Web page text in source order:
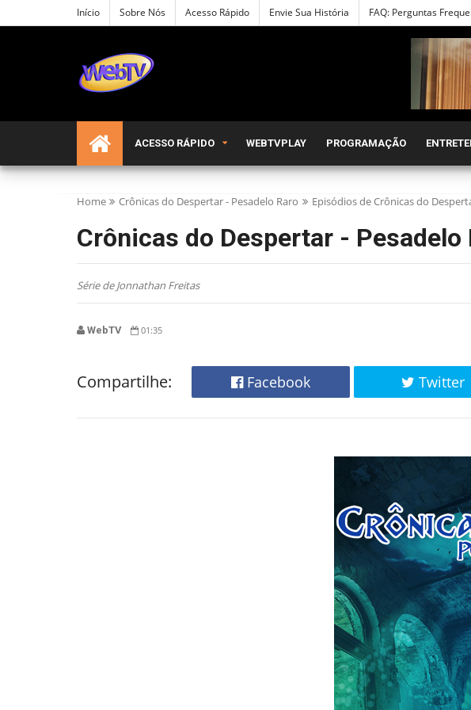
Início Sobre Nós Acesso Rápido Envie Sua História FAQ: Perguntas
ACESSO RÁPIDO WEBTVPLAY PROGRAMAÇÃO
Home Crônicas do Despertar - Pesadelo Raro Episódios de Crônicas do
Crônicas do Despertar - Pesadelo
Série de Jonnathan Freitas
WebTV 01:35
Compartilhe: Facebook Twitter